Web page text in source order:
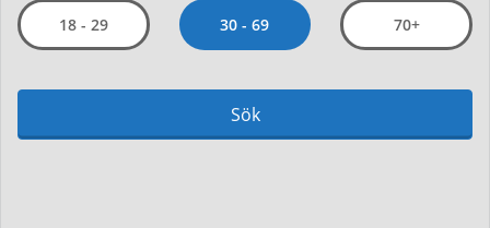
18 - 29 30 - 69 70+
Sök